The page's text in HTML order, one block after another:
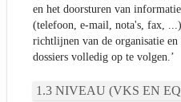
en het doorsturen van
(telefoon, e-mail, nota's, fax,
richtlijnen van de organisatie en
dossiers volledig op te volgen.’
NIVEAU (VKS EN